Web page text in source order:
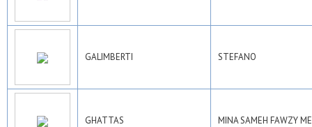
GALIMBERTI STEFANO
GHATTAS MINA SAMEH FAWZY